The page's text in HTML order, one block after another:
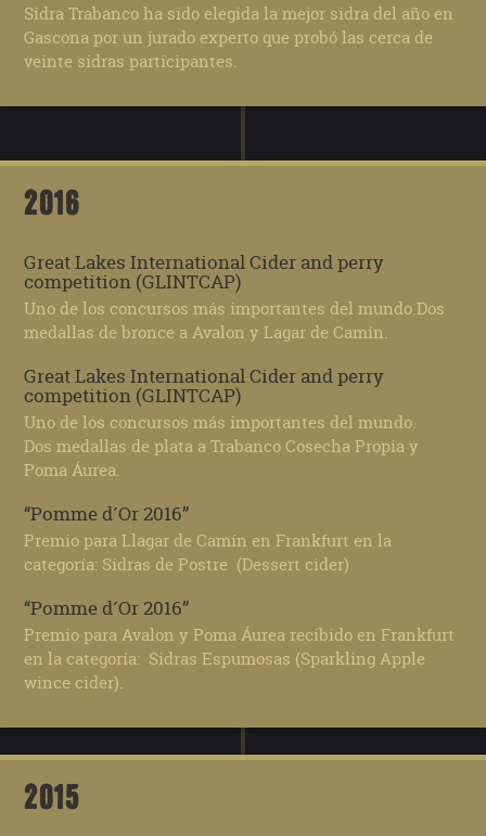
Sidra Trabanco ha sido elegida la mejor sidra del año en
Gascona por un jurado experto que probó las cerca de
veinte sidras participantes.
2016
Great Lakes International Cider and perry
competition (GLINTCAP)
Uno de los concursos más importantes del mundo.Dos
medallas de bronce a Avalon y Lagar de Camín.
Great Lakes International Cider and perry
competition (GLINTCAP)
Uno de los concursos más importantes del mundo.
Dos medallas de plata a Trabanco Cosecha Propia y
Poma Áurea.
“Pomme d´Or 2016”
Premio para Llagar de Camín en Frankfurt en la
categoría: Sidras de Postre (Dessert cider)
“Pomme d´Or 2016”
Premio para Avalon y Poma Áurea recibido en Frankfurt
en la categoría: Sidras Espumosas (Sparkling Apple
wince cider).
2015